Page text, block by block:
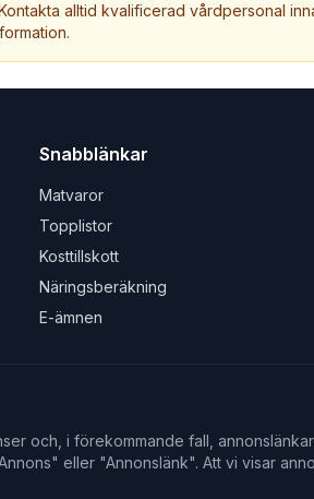
alltid kvalificerad vårdpersonal
Snabblänkar
Matvaror
Topplistor
Kosttillskott
Näringsberäkning
E-ämnen
och, i förekommande fall,
eller "Annonslänk". Att vi visar